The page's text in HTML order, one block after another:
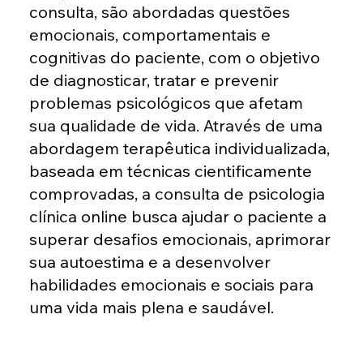
consulta, são abordadas questões
emocionais, comportamentais e
cognitivas do paciente, com o objetivo
de diagnosticar, tratar e prevenir
problemas psicológicos que afetam
sua qualidade de vida. Através de uma
abordagem terapêutica individualizada,
baseada em técnicas cientificamente
comprovadas, a consulta de psicologia
clínica online busca ajudar o paciente a
superar desafios emocionais, aprimorar
sua autoestima e a desenvolver
habilidades emocionais e sociais para
uma vida mais plena e saudável.